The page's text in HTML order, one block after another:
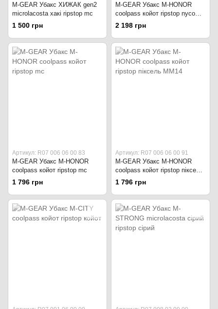
M-GEAR Убакс ХИЖАК gen2
microlacosta хакі ripstop mс
1 500 грн
M-GEAR Убакс M-HONOR
coolpass койот ripstop nyco
Multicam
2 198 грн
Артикул: R07 006 06 00 83
M-GEAR Убакс M-HONOR
coolpass койот ripstop mc
1 796 грн
Артикул: R07 006 06 00 91
M-GEAR Убакс M-HONOR
coolpass койот ripstop піксель
ММ14
1 796 грн